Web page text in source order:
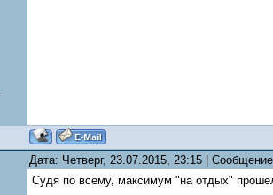
Дата: Четверг, 23.07.2015, 23:15 |
Судя по всему, максимум "на отдых"